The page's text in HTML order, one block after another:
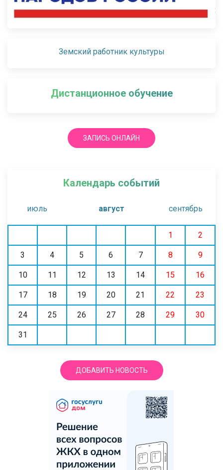
Земский работник культуры
Дистанционное обучение
ЗАПИСЬ ОНЛАЙН
Календарь событий
июль август сентябрь
1 2
3 4 5 6 7 8 9
10 11 12 13 14 15 16
17 18 19 20 21 22 23
24 25 26 27 28 29 30
31
ДОБАВИТЬ НОВОСТЬ